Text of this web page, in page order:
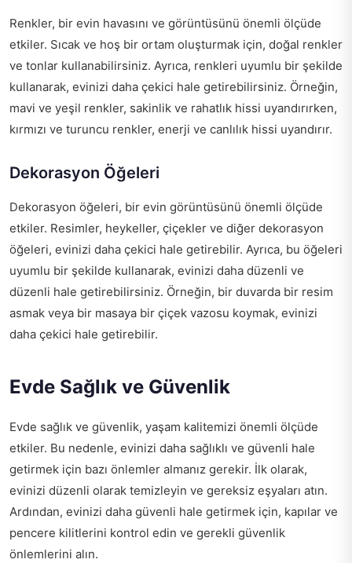
Renkler, bir evin havasını ve görüntüsünü önemli ölçüde
etkiler. Sıcak ve hoş bir ortam oluşturmak için, doğal renkler
ve tonlar kullanabilirsiniz. Ayrıca, renkleri uyumlu bir şekilde
kullanarak, evinizi daha çekici hale getirebilirsiniz. Örneğin,
mavi ve yeşil renkler, sakinlik ve rahatlık hissi uyandırırken,
kırmızı ve turuncu renkler, enerji ve canlılık hissi uyandırır.
Dekorasyon Öğeleri
Dekorasyon öğeleri, bir evin görüntüsünü önemli ölçüde
etkiler. Resimler, heykeller, çiçekler ve diğer dekorasyon
öğeleri, evinizi daha çekici hale getirebilir. Ayrıca, bu öğeleri
uyumlu bir şekilde kullanarak, evinizi daha düzenli ve
düzenli hale getirebilirsiniz. Örneğin, bir duvarda bir resim
asmak veya bir masaya bir çiçek vazosu koymak, evinizi
daha çekici hale getirebilir.
Evde Sağlık ve Güvenlik
Evde sağlık ve güvenlik, yaşam kalitemizi önemli ölçüde
etkiler. Bu nedenle, evinizi daha sağlıklı ve güvenli hale
getirmek için bazı önlemler almanız gerekir. İlk olarak,
evinizi düzenli olarak temizleyin ve gereksiz eşyaları atın.
Ardından, evinizi daha güvenli hale getirmek için, kapılar ve
pencere kilitlerini kontrol edin ve gerekli güvenlik
önlemlerini alın.